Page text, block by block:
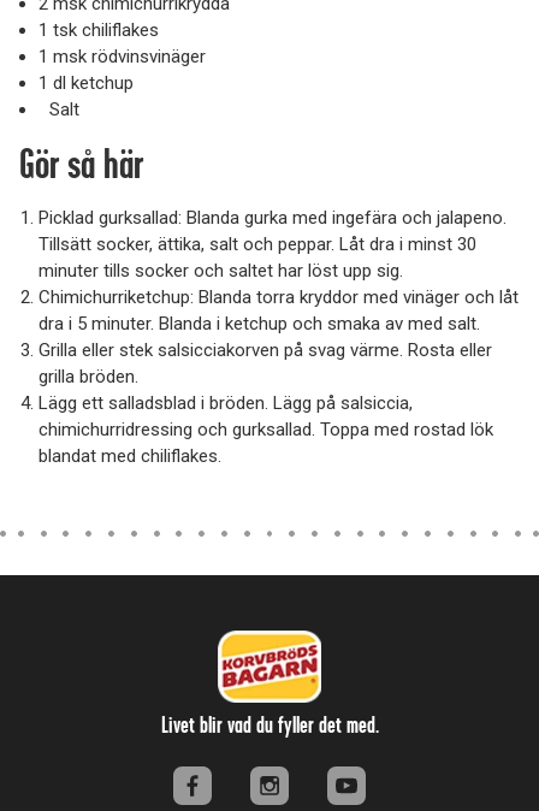
1 tsk chiliflakes
1 msk rödvinsvinäger
1 dl ketchup
Salt
Gör så här
Picklad gurksallad: Blanda gurka med ingefära och jalapeno.
Tillsätt socker, ättika, salt och peppar. Låt dra i minst 30
minuter tills socker och saltet har löst upp sig.
Chimichurriketchup: Blanda torra kryddor med vinäger och låt
dra i 5 minuter. Blanda i ketchup och smaka av med salt.
Grilla eller stek salsicciakorven på svag värme. Rosta eller
grilla bröden.
Lägg ett salladsblad i bröden. Lägg på salsiccia,
chimichurridressing och gurksallad. Toppa med rostad lök
blandat med chiliflakes.
Livet blir vad du fyller det med.